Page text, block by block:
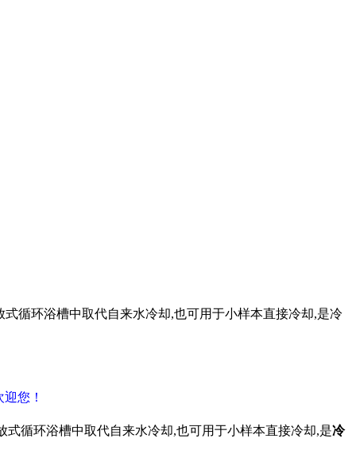
循环浴槽中取代自来水冷却,也可用于小样本直接冷却,是冷
您！
循环浴槽中取代自来水冷却,也可用于小样本直接冷却,是冷